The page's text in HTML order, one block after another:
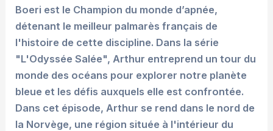
Boeri est le Champion du monde d’apnée,
détenant le meilleur palmarès français de
l'histoire de cette discipline. Dans la série
"L'Odyssée Salée", Arthur entreprend un tour du
monde des océans pour explorer notre planète
bleue et les défis auxquels elle est confrontée.
Dans cet épisode, Arthur se rend dans le nord de
la Norvège, une région située à l'intérieur du